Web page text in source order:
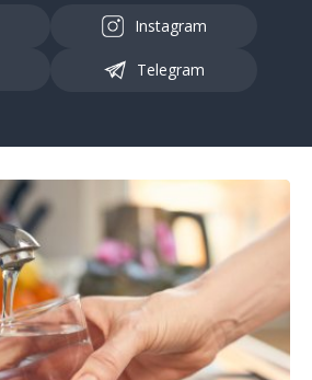
Instagram
Telegram